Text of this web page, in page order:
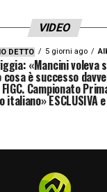
VIDEO
DETTO 5 giorni ago
«Mancini voleva
cosa è successo
Campionato
italiano» ESCLUSIVA e